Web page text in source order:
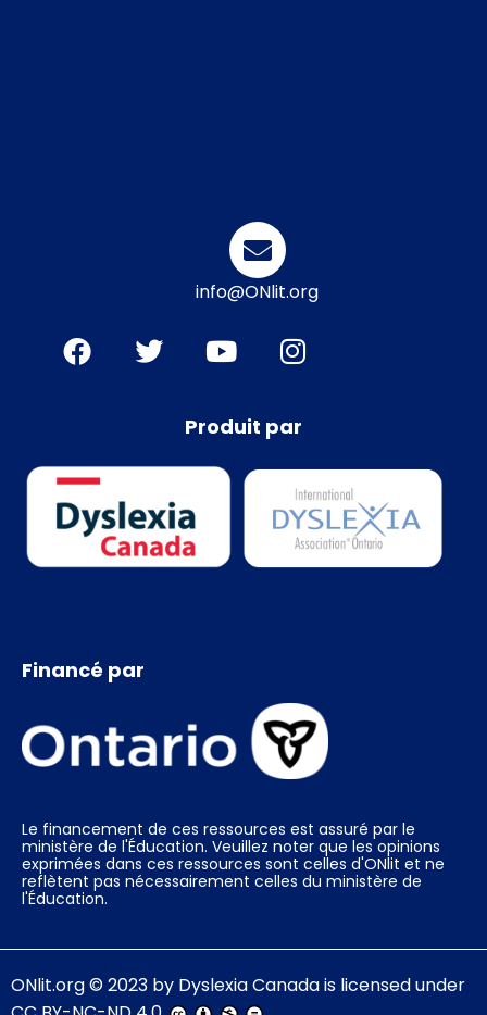
info@ONlit.org
Produit par
Financé par
Le financement de ces ressources est assuré par le
ministère de l'Éducation. Veuillez noter que les opinions
exprimées dans ces ressources sont celles d'ONlit et ne
reflètent pas nécessairement celles du ministère de
l'Éducation.
ONlit.org© 2023 by Dyslexia Canadais licensed under